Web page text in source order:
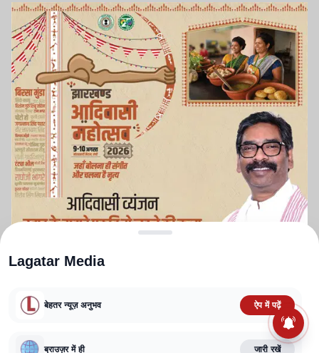
TERMS AND CONDITIONS
CORRECTIONS POLICY
FACT CHECKING POLICY
Lagatar Media
बेहतर न्यूज़ अनुभव ऐप में पढ़ें
ब्राउज़र में ही जारी रखें